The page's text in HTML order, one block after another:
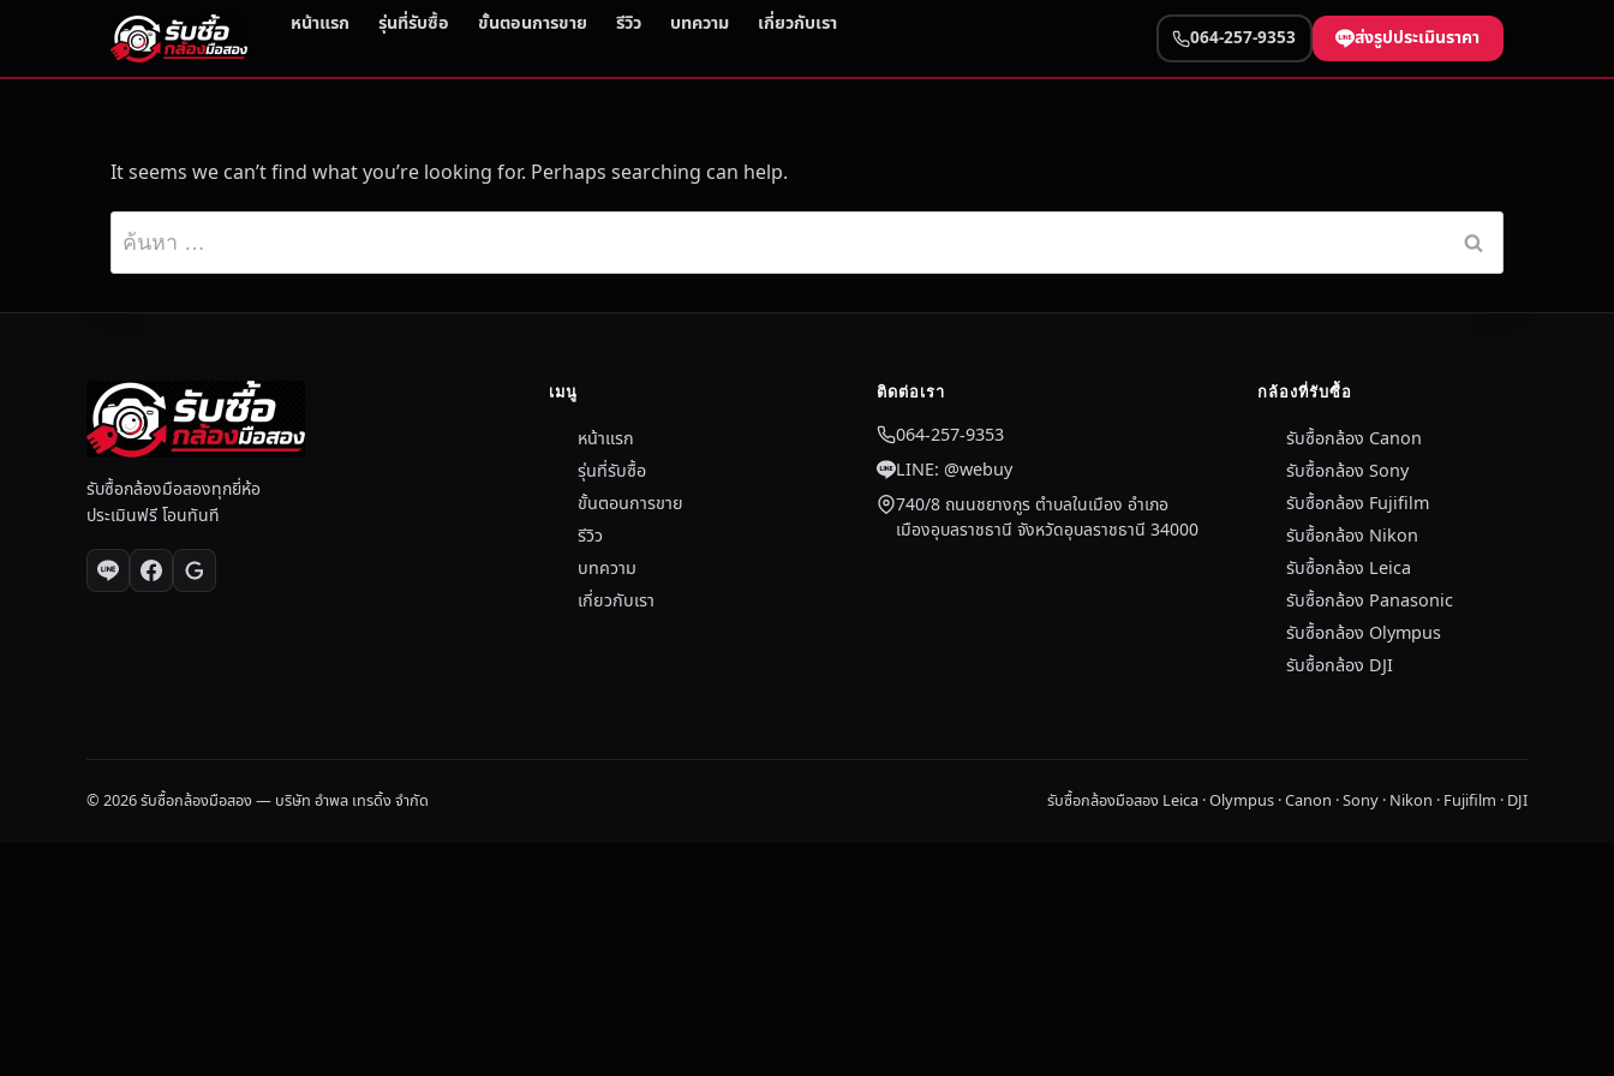
หน้าแรก รุ่นที่รับซื้อ ขั้นตอนการขาย รีวิว บทความ เกี่ยวกับเรา
064-257-9353 ส่งรูปประเมินราคา
It seems we can’t find what you’re looking for. Perhaps searching can help.
ห
รั
บ
:
รับซื้อกล้องมือสองทุกยี่ห้อ
ประเมินฟรี โอนทันที
เมนู
หน้าแรก
รุ่นที่รับซื้อ
ขั้นตอนการขาย
รีวิว
บทความ
เกี่ยวกับเรา
ติดต่อเรา
064-257-9353
LINE: @webuy
740/8 ถนนชยางกูร ตำบลในเมือง อำเภอ
เมืองอุบลราชธานี จังหวัดอุบลราชธานี 34000
กล้องที่รับซื้อ
รับซื้อกล้อง Canon
รับซื้อกล้อง Sony
รับซื้อกล้อง Fujifilm
รับซื้อกล้อง Nikon
รับซื้อกล้อง Leica
รับซื้อกล้อง Panasonic
รับซื้อกล้อง Olympus
รับซื้อกล้อง DJI
© 2026 รับซื้อกล้องมือสอง — บริษัท อำพล เทรดิ้ง จำกัด รับซื้อกล้องมือสอง Leica · Olympus · Canon · Sony · Nikon · Fujifilm · DJI